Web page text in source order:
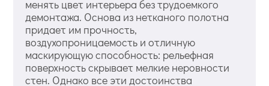
менять цвет интерьера без трудоемкого
демонтажа. Основа из нетканого полотна
придает им прочность,
воздухопроницаемость и отличную
маскирующую способность: рельефная
поверхность скрывает мелкие неровности
стен. Однако все эти достоинства